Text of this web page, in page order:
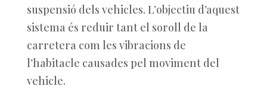
suspensió dels vehicles. L’objectiu d’aquest
sistema és reduir tant el soroll de la
carretera com les vibracions de
l’habitacle causades pel moviment del
vehicle.